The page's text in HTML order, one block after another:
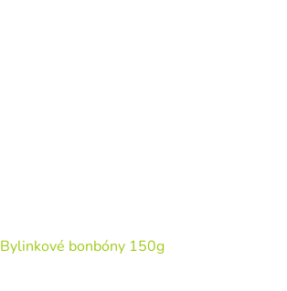
Bylinkové bonbóny 150g